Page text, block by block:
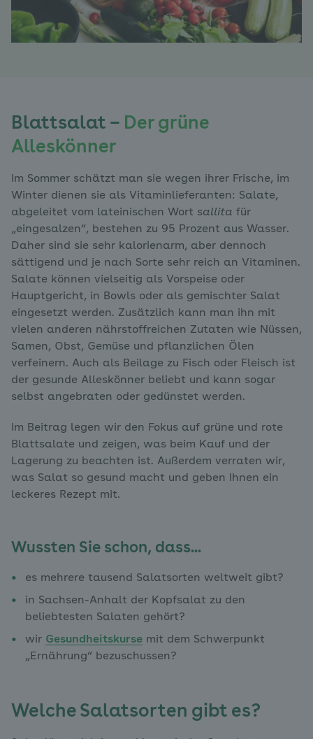
Blattsalat – Der grüne
Alleskönner
Im Sommer schätzt man sie wegen ihrer Frische, im
Winter dienen sie als Vitaminlieferanten: Salate,
abgeleitet vom lateinischen Wort sallita für
„eingesalzen“, bestehen zu 95 Prozent aus Wasser.
Daher sind sie sehr kalorienarm, aber dennoch
sättigend und je nach Sorte sehr reich an Vitaminen.
Salate können vielseitig als Vorspeise oder
Hauptgericht, in Bowls oder als gemischter Salat
eingesetzt werden. Zusätzlich kann man ihn mit
vielen anderen nährstoffreichen Zutaten wie Nüssen,
Samen, Obst, Gemüse und pflanzlichen Ölen
verfeinern. Auch als Beilage zu Fisch oder Fleisch ist
der gesunde Alleskönner beliebt und kann sogar
selbst angebraten oder gedünstet werden.
Im Beitrag legen wir den Fokus auf grüne und rote
Blattsalate und zeigen, was beim Kauf und der
Lagerung zu beachten ist. Außerdem verraten wir,
was Salat so gesund macht und geben Ihnen ein
leckeres Rezept mit.
Wussten Sie schon, dass...
es mehrere tausend Salatsorten weltweit gibt?
in Sachsen-Anhalt der Kopfsalat zu den
beliebtesten Salaten gehört?
wir Gesundheitskurse mit dem Schwerpunkt
„Ernährung“ bezuschussen?
Welche Salatsorten gibt es?